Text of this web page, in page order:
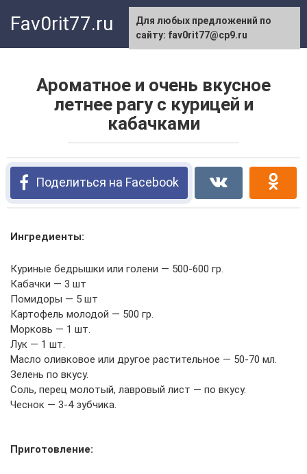
Fav0rit77.ru
Ароматное и очень вкусное
летнее рагу с курицей и
кабачками
Поделиться на Facebook
Ингредиенты:
Куриные бедрышки или голени — 500-600 гр.
Кабачки — 3 шт
Помидоры — 5 шт
Картофель молодой — 500 гр.
Морковь — 1 шт.
Лук — 1 шт.
Масло оливковое или другое растительное — 50-70 мл.
Зелень по вкусу.
Соль, перец молотый, лавровый лист — по вкусу.
Чеснок — 3-4 зубчика.
Приготовление:
Для любых предложений по
сайту: fav0rit77@cp9.ru